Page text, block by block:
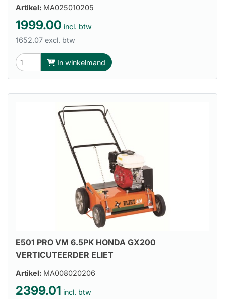
Artikel: MA025010205
1999.00 incl. btw
1652.07 excl. btw
In winkelmand
E501 PRO VM 6.5PK HONDA GX200
VERTICUTEERDER ELIET
Artikel: MA008020206
2399.01 incl. btw